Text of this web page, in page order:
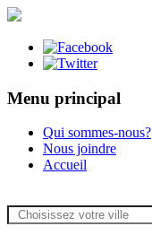
Menu principal
Qui sommes-nous?
Nous joindre
Accueil